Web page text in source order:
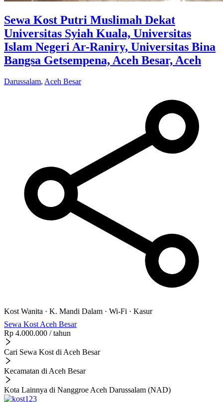
Sewa Kost Putri Muslimah Dekat
Universitas Syiah Kuala, Universitas
Islam Negeri Ar-Raniry, Universitas Bina
Bangsa Getsempena, Aceh Besar, Aceh
Darussalam, Aceh Besar
Kost Wanita · K. Mandi Dalam · Wi-Fi · Kasur
Sewa Kost Aceh Besar
Rp 4.000.000 / tahun
Cari Sewa Kost di Aceh Besar
Kecamatan di Aceh Besar
Kota Lainnya di Nanggroe Aceh Darussalam (NAD)